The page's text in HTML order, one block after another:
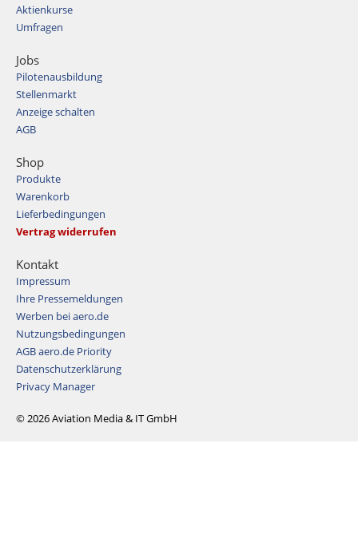
Aktienkurse
Umfragen
Jobs
Pilotenausbildung
Stellenmarkt
Anzeige schalten
AGB
Shop
Produkte
Warenkorb
Lieferbedingungen
Vertrag widerrufen
Kontakt
Impressum
Ihre Pressemeldungen
Werben bei aero.de
Nutzungsbedingungen
AGB aero.de Priority
Datenschutzerklärung
Privacy Manager
© 2026 Aviation Media & IT GmbH